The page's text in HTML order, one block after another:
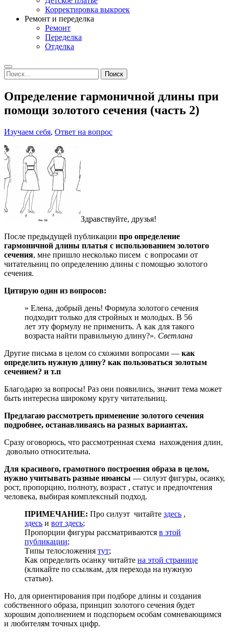
Корректировка выкроек
Ремонт и переделка
Ремонт
Переделка
Отделка
Search
Найти:
Определение гармоничной длины при
помощи золотого сечения (часть 2)
Изучаем себя, Ответ на вопрос
Здравствуйте, друзья!
После предыдущей публикации про определение
гармоничной длины платья с использованием золотого
сечения, мне пришло несколько писем с вопросами от
читательниц по определению длины с помощью золотого
сечения.
Цитирую один из вопросов:
» Елена, добрый день! Формула золотого сечения
подходит только для стройных и молодых. В 56
лет эту формулу не применить. А как для такого
возраста найти правильную длину?». Светлана
Другие письма в целом со схожими вопросами — как
определить нужную длину? как пользоваться золотым
сечением? и т.п
Благодарю за вопросы! Раз они появились, значит тема может
быть интересна широкому кругу читательниц.
Предлагаю рассмотреть применение золотого сечения
подробнее, останавливаясь на разных вариантах.
Сразу оговорюсь, что рассмотренная схема нахождения длин,
довольно относительна.
Для красивого, грамотного построения образа в целом,
нужно учитывать разные нюансы — силуэт фигуры, осанку,
рост, пропорцию, полноту, возраст , статус и предпочтения
человека, выбирая комплексный подход.
ПРИМЕЧАНИЕ: Про силуэт читайте здесь ,
здесь и вот здесь;
Пропорции фигуры рассматриваются в этой
публикации;
Типы телосложения тут;
Как определить осанку читайте на этой странице
(кликайте по ссылкам, для перехода на нужную
статью).
Но, для ориентирования при подборе длины и создания
собственного образа, принцип золотого сечения будет
хорошим дополнением и подспорьем особам сомневающимся
и любителям точных цифр.